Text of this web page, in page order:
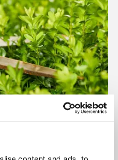
content and ads, to